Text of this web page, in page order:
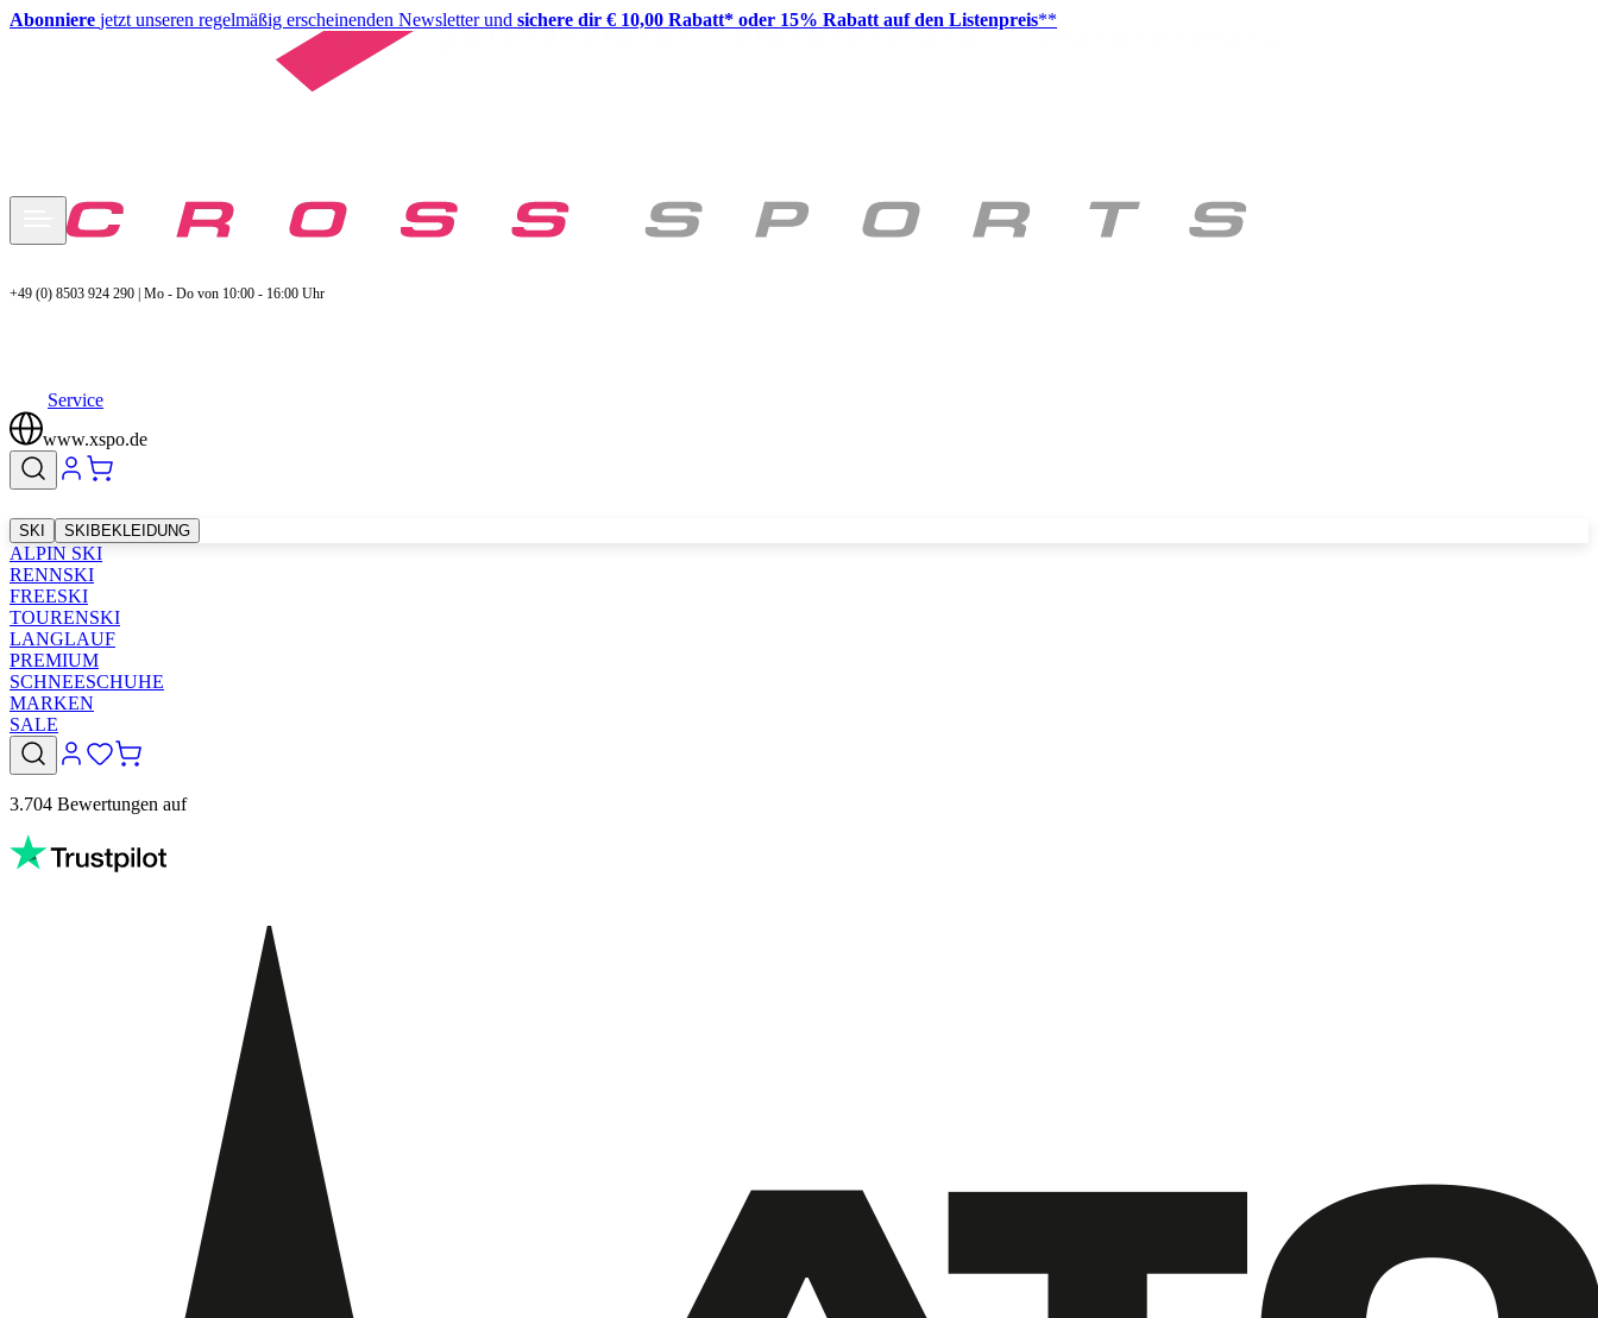
Abonniere jetzt unseren regelmäßig erscheinenden Newsletter und sichere dir € 10,00 Rabatt* oder 15% Rabatt auf den Listenpreis**
+49 (0) 8503 924 290 | Mo - Do von 10:00 - 16:00 Uhr
Service
www.xspo.de
SKI SKIBEKLEIDUNG
ALPIN SKI
RENNSKI
FREESKI
TOURENSKI
LANGLAUF
PREMIUM
SCHNEESCHUHE
MARKEN
SALE
3.704 Bewertungen auf